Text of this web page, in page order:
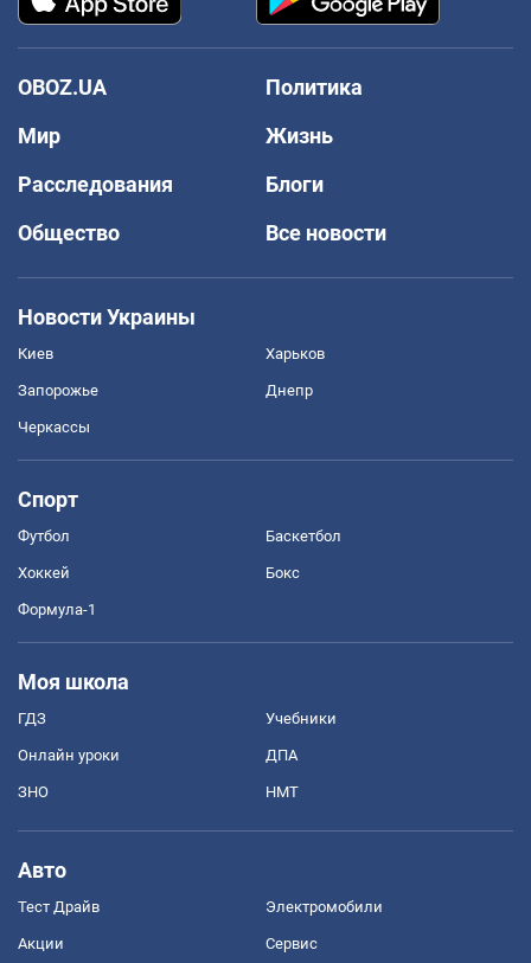
OBOZ.UA
Политика
Мир
Жизнь
Расследования
Блоги
Общество
Все новости
Новости Украины
Киев Харьков
Запорожье Днепр
Черкассы
Спорт
Футбол Баскетбол
Хоккей Бокс
Формула-1
Моя школа
ГДЗ Учебники
Онлайн уроки ДПА
ЗНО НМТ
Авто
Тест Драйв Электромобили
Акции Сервис